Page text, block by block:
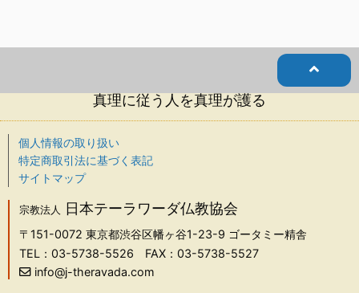
真理に従う人を真理が護る
個人情報の取り扱い
特定商取引法に基づく表記
サイトマップ
宗教法人 日本テーラワーダ仏教協会
〒151-0072 東京都渋谷区幡ヶ谷1-23-9 ゴータミー精舎
TEL：03-5738-5526 FAX：03-5738-5527
info@j-theravada.com